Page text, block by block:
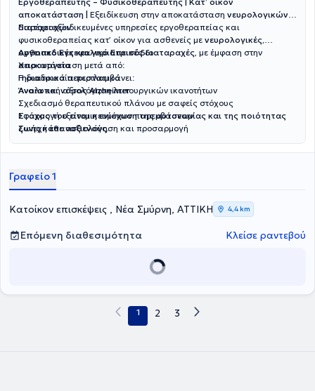
αποκατάσταση | Εξειδίκευση στην αποκατάσταση νευρολογικών
διαταραχών
Παρέχει εξειδικευμένες υπηρεσίες εργοθεραπείας και
φυσικοθεραπείας κατ’ οίκον για ασθενείς με νευρολογικές,
ορθοπεδικές και γηριατρικές διαταραχές, με έμφαση στην
αποκατάσταση μετά από:
Aγγειακό Εγκεφαλικό Επεισόδιο
Xειρουργεία
Γηριατρικά περιστατικά
Άνοια και νόσος Alzheimer
Η διαδικασία περιλαμβάνει:
Αναλυτική αξιολόγηση λειτουργικών ικανοτήτων
Σχεδιασμό θεραπευτικού πλάνου με σαφείς στόχους
Εφαρμογή εξατομικευμένων παρεμβάσεων
Συνεχή επαναξιολόγηση και προσαρμογή
Στόχος του είναι η ενίσχυση της αυτονομίας και της ποιότητας
ζωής κάθε ασθενούς.
Γραφείο 1
Κατοίκον επισκέψεις , Νέα Σμύρνη, ΑΤΤΙΚΗ 4,4 km
Επόμενη διαθεσιμότητα Κλείσε ραντεβού
1 2 3